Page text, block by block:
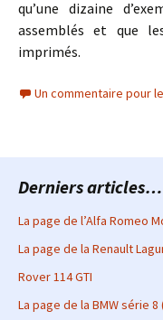
qu’une dizaine
assemblés et que
imprimés.
Un commentaire pour
Derniers articles…
La page de l’Alfa Romeo
La page de la Renault
Rover 114 GTI
La page de la BMW série 8